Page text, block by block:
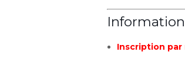
Inscription